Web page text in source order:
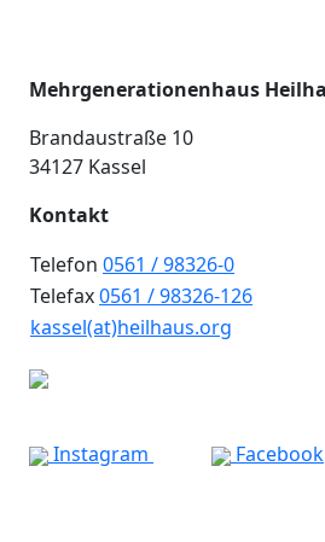
Mehrgenerationenhaus
Brandaustraße 10
34127 Kassel
Kontakt
Telefon 0561 / 98326-0
Telefax0561 / 98326-126
kassel(at)heilhaus.org
Instagram Facebook